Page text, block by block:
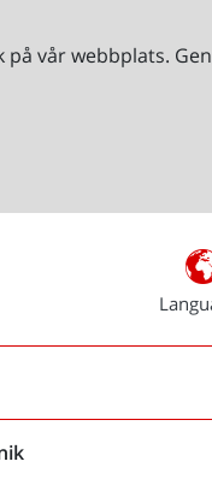
vår webbplats.